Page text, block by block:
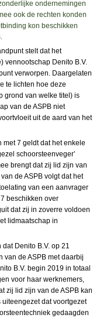
ondernemingen
ook de rechten konden
kon beschikken
stelt dat het
vennootschap Denito B.V.
verworpen. Daargelaten
te lichten hoe deze
grond van welke titel) is
van de ASPB niet
uit de aard van het
met 7 geldt dat het enkele
schoorsteenveger’
brengt dat zij lid zijn van
de ASPB volgt dat het
van een aanvrager
beschikken over
dat zij in zoverre voldoen
lidmaatschap in
Denito B.V. op 21
van de ASPB met daarbij
B.V. begin 2019 in totaal
voor haar werknemers,
zij lid zijn van de ASPB kan
dat voortgezet
gedaagden